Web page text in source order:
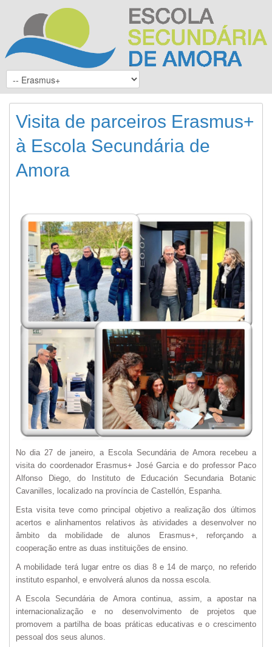
Visita de parceiros Erasmus+
à Escola Secundária de
Amora
No dia 27 de janeiro, a Escola Secundária de Amora recebeu a
visita do coordenador Erasmus+ José Garcia e do professor Paco
Alfonso Diego, do Instituto de Educación Secundaria Botanic
Cavanilles, localizado na província de Castellón, Espanha.
Esta visita teve como principal objetivo a realização dos últimos
acertos e alinhamentos relativos às atividades a desenvolver no
âmbito da mobilidade de alunos Erasmus+, reforçando a
cooperação entre as duas instituições de ensino.
A mobilidade terá lugar entre os dias 8 e 14 de março, no referido
instituto espanhol, e envolverá alunos da nossa escola.
A Escola Secundária de Amora continua, assim, a apostar na
internacionalização e no desenvolvimento de projetos que
promovem a partilha de boas práticas educativas e o crescimento
pessoal dos seus alunos.